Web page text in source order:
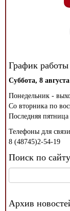
График
Суббота, 8 августа
Понедельник -
Со вторника по
Последняя
Телефоны для
8 (48745)2-54-19
Поиск по сайту
Архив